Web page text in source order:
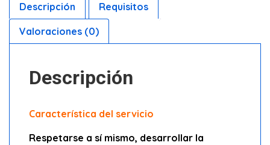
Descripción Requisitos
Valoraciones (0)
Descripción
Característica del servicio
Respetarse a sí mismo, desarrollar la